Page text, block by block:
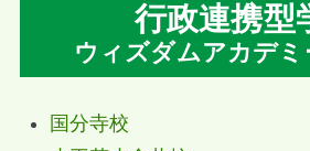
行政連携型
ウィズダムアカデ
国分寺校